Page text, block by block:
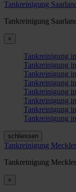
Tankreinigung
Tankreinigung
×
Tankreinigung
Tankreinigung
Tankreinigung
Tankreinigung
Tankreinigung
Tankreinigung
Tankreinigung
Tankreinigung
schliessen
Tankreinigung
Tankreinigung
×